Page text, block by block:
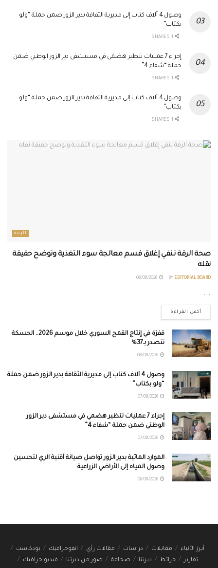
وصول 4 آلاف كتاب إلى مديرية الثقافة بدير الزور ضمن حملة “ولو
بكتاب”
إجراء 7 عمليات تنظير هضمي في مستشفى دير الزور الوطني ضمن
حملة “شفاء 4”
وصول 4 آلاف كتاب إلى مديرية الثقافة بدير الزور ضمن حملة “ولو
بكتاب”
الرقة
صحة الرقة تنفي إغلاق قسم معالجة سوء التغذية وتوضح حقيقة
نقله
BY EDITORIAL BOARD
...
أكمل القراءة
قفزة في إنتاج القمح السوري خلال موسم 2026.. الحسكة
تتصدر بـ37%
وصول 4 آلاف كتاب إلى مديرية الثقافة بدير الزور ضمن حملة
“ولو بكتاب”
إجراء 7 عمليات تنظير هضمي في مستشفى دير الزور
الوطني ضمن حملة “شفاء 4”
الموارد المائية بدير الزور تواصل صيانة أقنية الري لتحسين
وصول المياه إلى الأراضي الزراعية
أبرز الأنباء مقابلات دراسات مقالات رأي انفوجرافيك
بودكاست
تقارير
خرائط ديرتنا صحافة صور من ديرتنا فيديو جرافيك